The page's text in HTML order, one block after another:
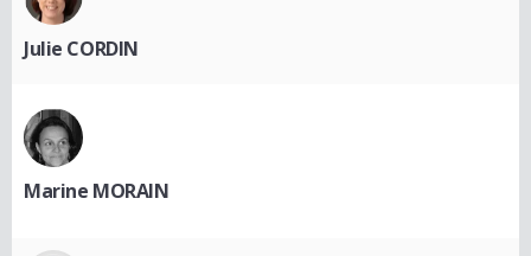
Julie CORDIN
Marine MORAIN